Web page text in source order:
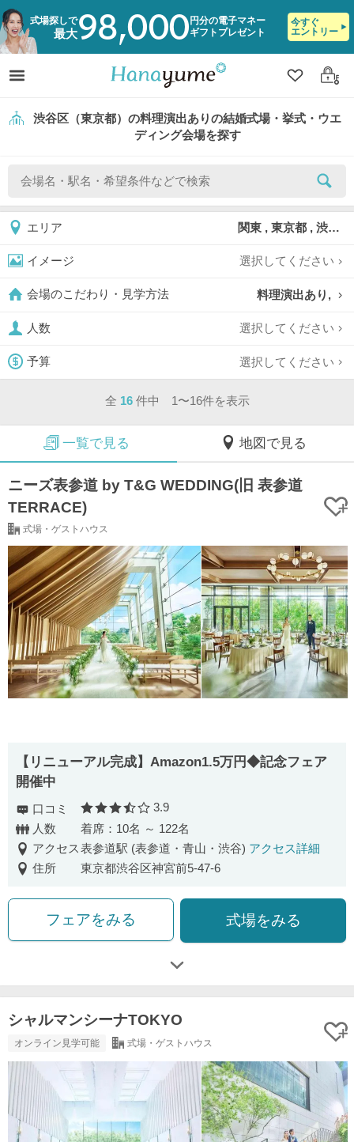
式場探しで
最大98,000 円分の電子マネー
ギフトプレゼント
今すぐ
エントリー
クリップ
ログ
渋谷区（東京都）の料理演出ありの結婚式場・挙式・ウエ
ディング会場を探す
エリア 関東 , 東京都 , 渋谷区
イメージ 選択してください
会場のこだわり・見学方法 料理演出あり,
人数 選択してください
予算 選択してください
全 16 件中 1〜16件を表示
一覧で見る 地図で見る
ニーズ表参道 by T&G WEDDING(旧 表参道
TERRACE)
式場・ゲストハウス
【リニューアル完成】Amazon1.5万円◆記念フェア
開催中
口コミ 口コミ評価
3.9
人数
着席：10名 ～ 122名
アクセス表参道駅 (表参道・青山・渋谷) アクセス詳細
住所
東京都渋谷区神宮前5-47-6
フェアをみる 式場をみる
シャルマンシーナTOKYO
オンライン見学可能 式場・ゲストハウス